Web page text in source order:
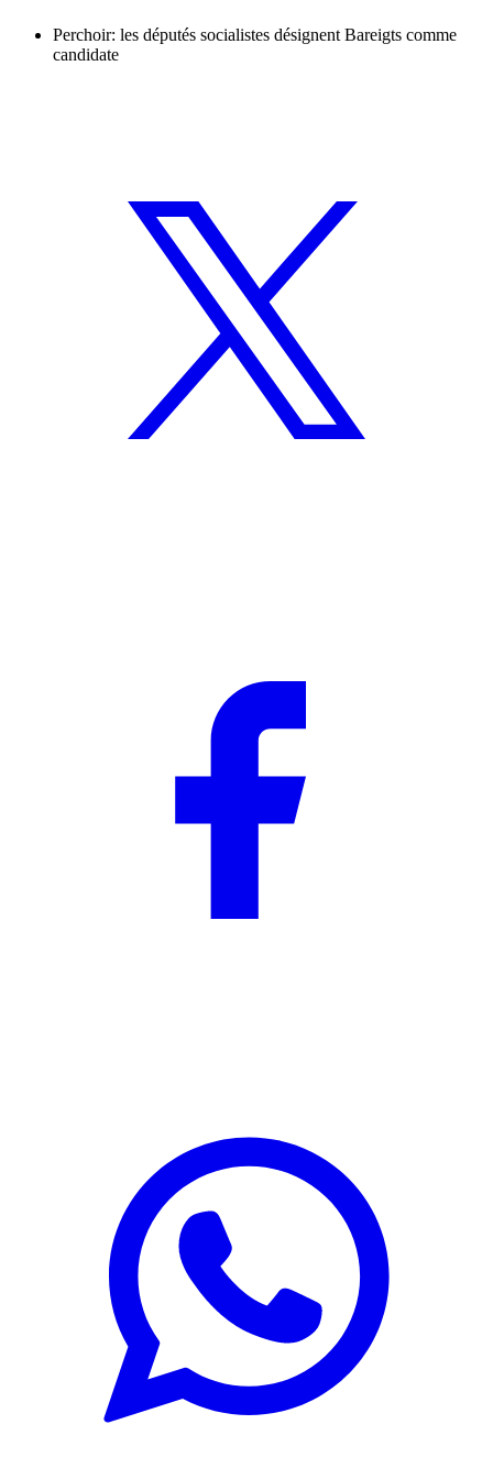
Perchoir: les députés socialistes désignent Bareigts comme
candidate